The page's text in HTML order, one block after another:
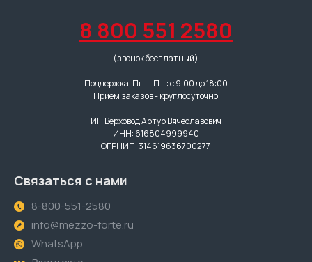
8 800 551 2580
(звонок бесплатный)
Поддержка: Пн. – Пт.: с 9:00 до 18:00
Прием заказов - круглосуточно
ИП Верховод Артур Вячеславович
ИНН: 616804999940
ОГРНИП: 314619636700277
Связаться с нами
8-800-551-2580
info@mezzo-forte.ru
WhatsApp